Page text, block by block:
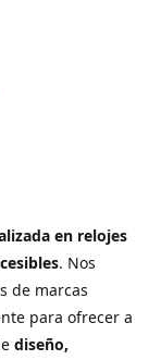
en relojes
. Nos
de marcas
para ofrecer a
diseño,